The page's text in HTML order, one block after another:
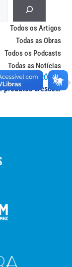
Todos os Artigos
Todas as Obras
Todos os Podcasts
Todas as Notícias
PRÓXIMO
Impostos em produtos crescem nos municípios do Sul de Minas; professor da UNIFAL-MG comenta assunto em reportagem